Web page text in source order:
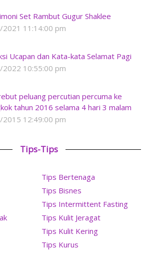
Set Rambut Gugur Shaklee
11:14:00 pm
Ucapan dan Kata-kata Selamat Pagi
10:55:00 pm
peluang percutian percuma ke
tahun 2016 selama 4 hari 3 malam
12:49:00 pm
Tips-Tips
Tips Bertenaga
Tips Bisnes
Tips Intermittent Fasting
Tips Kulit Jeragat
Tips Kulit Kering
Tips Kurus